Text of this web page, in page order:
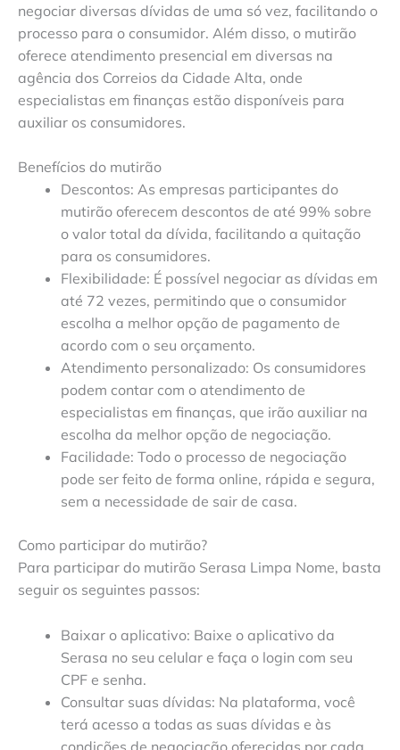
negociar diversas dívidas de uma só vez, facilitando o
processo para o consumidor. Além disso, o mutirão
oferece atendimento presencial em diversas na
agência dos Correios da Cidade Alta, onde
especialistas em finanças estão disponíveis para
auxiliar os consumidores.
Benefícios do mutirão
Descontos: As empresas participantes do
mutirão oferecem descontos de até 99% sobre
o valor total da dívida, facilitando a quitação
para os consumidores.
Flexibilidade: É possível negociar as dívidas em
até 72 vezes, permitindo que o consumidor
escolha a melhor opção de pagamento de
acordo com o seu orçamento.
Atendimento personalizado: Os consumidores
podem contar com o atendimento de
especialistas em finanças, que irão auxiliar na
escolha da melhor opção de negociação.
Facilidade: Todo o processo de negociação
pode ser feito de forma online, rápida e segura,
sem a necessidade de sair de casa.
Como participar do mutirão?
Para participar do mutirão Serasa Limpa Nome, basta
seguir os seguintes passos:
Baixar o aplicativo: Baixe o aplicativo da
Serasa no seu celular e faça o login com seu
CPF e senha.
Consultar suas dívidas: Na plataforma, você
terá acesso a todas as suas dívidas e às
condições de negociação oferecidas por cada